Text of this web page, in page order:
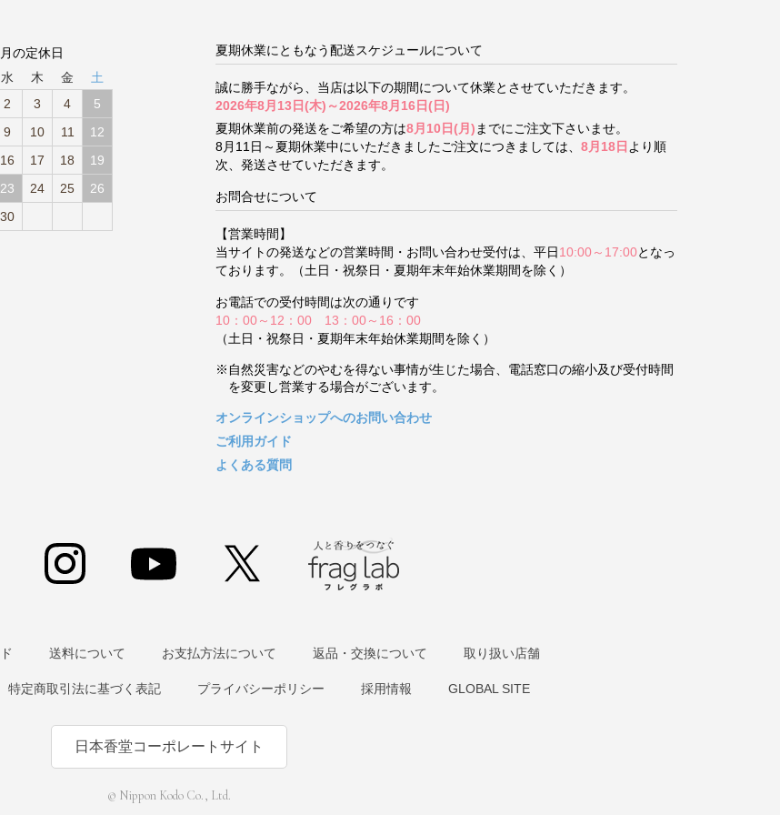
の定休日
水 木 金
土
2 3 4
5
9 10 11
12
16 17 18
19
23 24 25
26
30
夏期休業にともなう配送スケジュールについて
誠に勝手ながら、当店は以下の期間について休業とさせていただきます。
2026年8月13日(木)～2026年8月16日(日)
夏期休業前の発送をご希望の方は8月10日(月) までにご注文下さいませ。
8月11日～夏期休業中にいただきましたご注文につきましては、 8月18日 より順
次、発送させていただきます。
お問合せについて
【営業時間】
当サイトの発送などの営業時間・お問い合わせ受付は、平日10:00～17:00となっ
ております。（土日・祝祭日・夏期年末年始休業期間を除く）
お電話での受付時間は次の通りです
10：00～12：00 13：00～16：00
（土日・祝祭日・夏期年末年始休業期間を除く）
※自然災害などのやむを得ない事情が生じた場合、電話窓口の縮小及び受付時間
を変更し営業する場合がございます。
オンラインショップへのお問い合わせ
ご利用ガイド
よくある質問
送料について お支払方法について 返品・交換について 取り扱い店舗
特定商取引法に基づく表記 プライバシーポリシー 採用情報 GLOBAL SITE
日本香堂コーポレートサイト
© Nippon Kodo Co., Ltd.